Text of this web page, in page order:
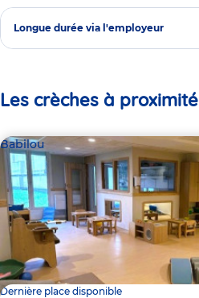
Longue durée via l'employeur
Les crèches à proximité
Babilou
Dernière place disponible